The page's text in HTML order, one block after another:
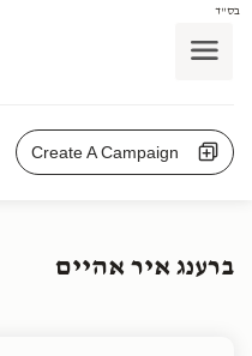
בס"ד
Create A Campaign
ברענג איר אהיים